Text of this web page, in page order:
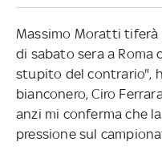
Massimo Moratti tiferà
di sabato sera a Roma
stupito del contrario",
bianconero, Ciro
anzi mi conferma che
pressione sul